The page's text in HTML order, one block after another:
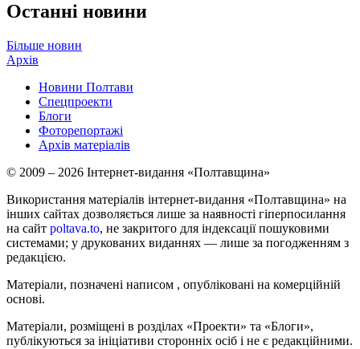
Останні новини
Більше новин
Архів
Новини Полтави
Спецпроекти
Блоги
Фоторепортажі
Архів матеріалів
© 2009 – 2026 Інтернет-видання «Полтавщина»
Використання матеріалів інтернет-видання «Полтавщина» на
інших сайтах дозволяється лише за наявності гіперпосилання
на сайт poltava.to, не закритого для індексації пошуковими
системами; у друкованих виданнях — лише за погодженням з
редакцією.
Матеріали, позначені написом , опубліковані на комерційній
основі.
Матеріали, розміщені в розділах «Проекти» та «Блоги»,
публікуються за ініціативи сторонніх осіб і не є редакційними.